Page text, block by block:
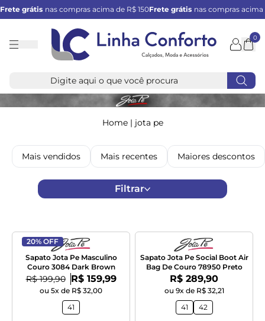
Frete grátis nas compras acima de R$ 150Frete grátis nas compras acima
Linha
0
Home| jota pe
Mais vendidos Mais recentes Maiores descontos
Filtrar
20% OFF
Sapato Jota Pe Masculino
Couro 3084 Dark Brown
De:
R$ 199,90 Por:
R$ 159,99
ou 5x de R$ 32,00
41
Sapato Jota Pe Social Boot Air
Bag De Couro 78950 Preto
Por:
R$ 289,90
ou 9x de R$ 32,21
41
42